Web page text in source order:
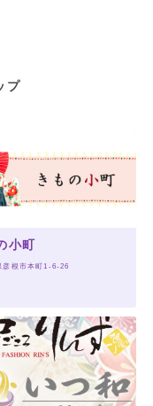
プ
小町
彦根市本町1-6-26